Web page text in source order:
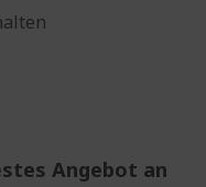
Angebot an